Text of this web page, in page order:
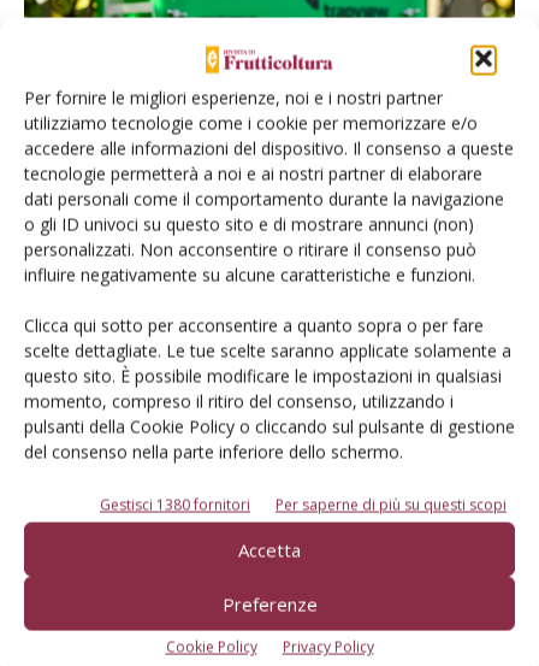
Per fornire le migliori esperienze, noi e i nostri partner
utilizziamo tecnologie come i cookie per memorizzare e/o
accedere alle informazioni del dispositivo. Il consenso a queste
tecnologie permetterà a noi e ai nostri partner di elaborare
dati personali come il comportamento durante la navigazione
o gli ID univoci su questo sito e di mostrare annunci (non)
personalizzati. Non acconsentire o ritirare il consenso può
influire negativamente su alcune caratteristiche e funzioni.
Clicca qui sotto per acconsentire a quanto sopra o per fare
scelte dettagliate. Le tue scelte saranno applicate solamente a
questo sito. È possibile modificare le impostazioni in qualsiasi
momento, compreso il ritiro del consenso, utilizzando i
pulsanti della Cookie Policy o cliccando sul pulsante di gestione
del consenso nella parte inferiore dello schermo.
Gestisci 1380 fornitori Per saperne di più su questi scopi
Accetta
Preferenze
Cookie Policy Privacy Policy
Cosa dice chi l'ha provata
Esperienza più che positiva quella che ha testimoniato
Vincenzo Bianchimano, responsabile tecnico della
cooperativa agricola Coab di Corigliano Rossano (Calabria).
«Trapview è di semplice utilizzo, specialmente perché
l’accesso ai dati tramite app è molto facile. Abbiamo
utilizzato Trapview principalmente per il monitoraggio di
Cydia, Anarsia, Ceratitis su drupacee e agrumi. Trapviw ci